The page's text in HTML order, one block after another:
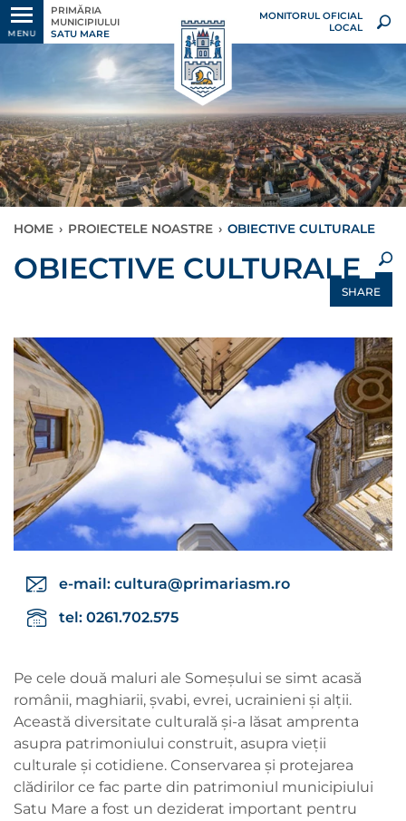
MENU
PRIMĂRIA
MUNICIPIULUI
SATU MARE
MONITORUL OFICIAL
LOCAL
HOME › PROIECTELE NOASTRE › OBIECTIVE CULTURALE
×
OBIECTIVE CULTURALE
SHARE
e-mail: cultura@primariasm.ro
tel: 0261.702.575
Pe cele două maluri ale Someșului se simt acasă
românii, maghiarii, șvabi, evrei, ucrainieni și alții.
Această diversitate culturală și-a lăsat amprenta
asupra patrimoniului construit, asupra vieții
culturale și cotidiene. Conservarea și protejarea
clădirilor ce fac parte din patrimoniul municipiului
Satu Mare a fost un deziderat important pentru